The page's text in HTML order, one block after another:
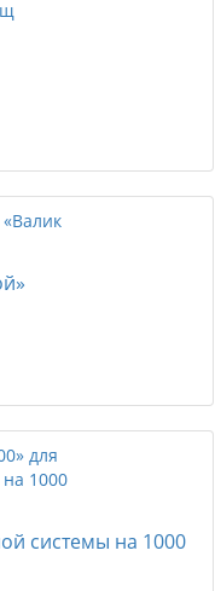
системы на 1000